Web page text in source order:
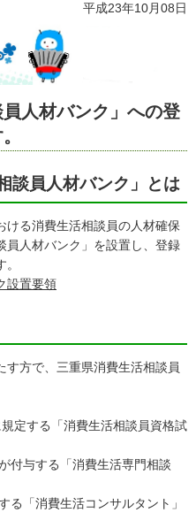
平成23年10月08日
員人材バンク」への登
談員人材バンク」とは
る消費生活相談員の人材確保
員人材バンク」を設置し、登録
設置要領
方で、三重県消費生活相談員
定する「消費生活相談員資格試
付与する「消費生活専門相談
る「消費生活コンサルタント」